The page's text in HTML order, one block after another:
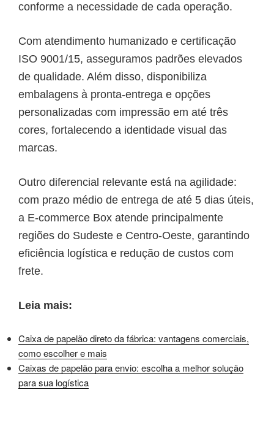
conforme a necessidade de cada operação.
Com atendimento humanizado e certificação
ISO 9001/15, asseguramos padrões elevados
de qualidade. Além disso, disponibiliza
embalagens à pronta-entrega e opções
personalizadas com impressão em até três
cores, fortalecendo a identidade visual das
marcas.
Outro diferencial relevante está na agilidade:
com prazo médio de entrega de até 5 dias úteis,
a E-commerce Box atende principalmente
regiões do Sudeste e Centro-Oeste, garantindo
eficiência logística e redução de custos com
frete.
Leia mais:
Caixa de papelão direto da fábrica: vantagens comerciais,
como escolher e mais
Caixas de papelão para envio: escolha a melhor solução
para sua logística